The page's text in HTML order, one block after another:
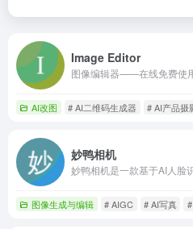
Image Editor
图像编辑器——在线免费使
AI改图 # AI二维码生成器 # AI产品摄
妙鸭相机
图像生成与编辑 # AIGC # AI写真